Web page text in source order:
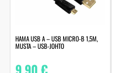
HAMA USB A – USB MICRO-B 1,5M,
MUSTA – USB-JOHTO
9,90€